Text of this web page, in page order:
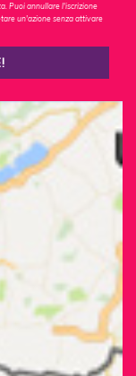
Puoi annullare l'iscrizione
un'azione senza attivare